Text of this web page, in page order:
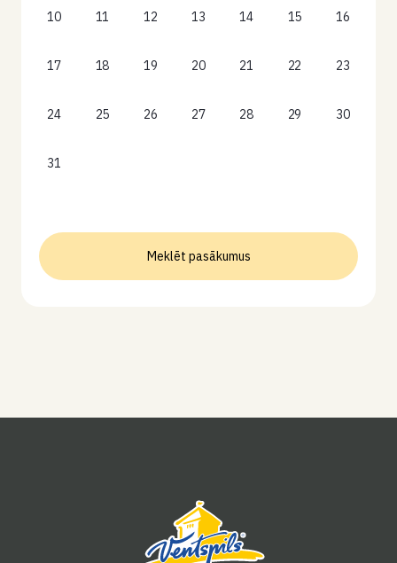
10 11 12 13 14 15 16
17 18 19 20 21 22 23
24 25 26 27 28 29 30
31
Meklēt pasākumus